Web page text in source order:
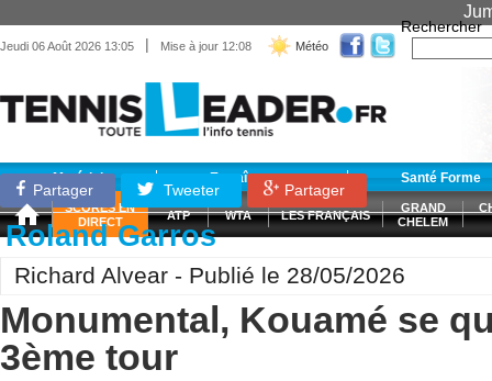
Jeudi 06 Août 2026 13:05 | Mise à jour 12:08 Météo
Rechercher
Matériel Entraînement Santé Forme
SCORES EN
DIRECT
ATP WTA LES FRANÇAIS
GRAND
CHELEM
Partager Tweeter Partager
Roland Garros
Richard Alvear - Publié le 28/05/2026
Monumental, Kouamé se
3ème tour